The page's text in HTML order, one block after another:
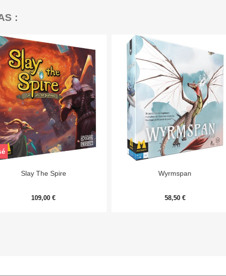
:
Aperçu rapide
Slay The Spire
109,00 €
Aperçu rapide
Wyrmspan
58,50 €